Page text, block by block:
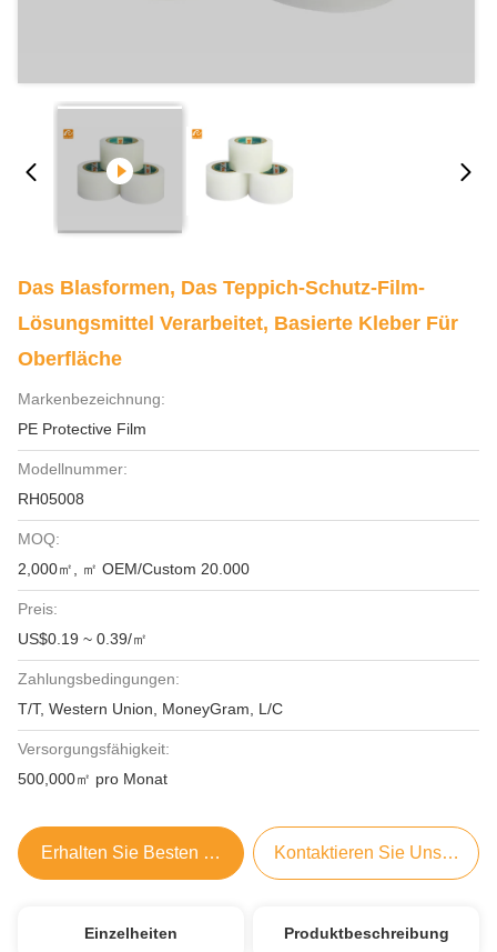
Das Blasformen, Das Teppich-Schutz-Film-
Lösungsmittel Verarbeitet, Basierte Kleber Für
Oberfläche
Markenbezeichnung:
PE Protective Film
Modellnummer:
RH05008
MOQ:
2,000㎡, ㎡ OEM/Custom 20.000
Preis:
US$0.19 ~ 0.39/㎡
Zahlungsbedingungen:
T/T, Western Union, MoneyGram, L/C
Versorgungsfähigkeit:
500,000㎡ pro Monat
Erhalten Sie Besten Preis Kontaktieren Sie Uns Jetzt
Einzelheiten Produktbeschreibung